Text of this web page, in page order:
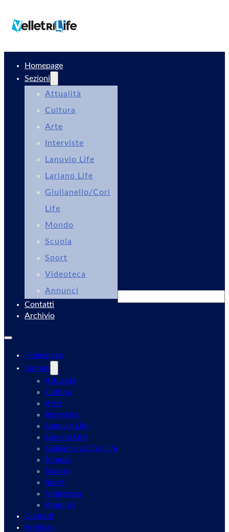
Homepage
Sezioni
Attualità
Cultura
Arte
Interviste
Lanuvio Life
Lariano Life
Giulianello/Cori
Life
Mondo
Scuola
Sport
Videoteca
Annunci
Contatti
Archivio
Homepage
Sezioni
Attualità
Cultura
Arte
Interviste
Lanuvio Life
Lariano Life
Giulianello/Cori Life
Mondo
Scuola
Sport
Videoteca
Annunci
Contatti
Archivio